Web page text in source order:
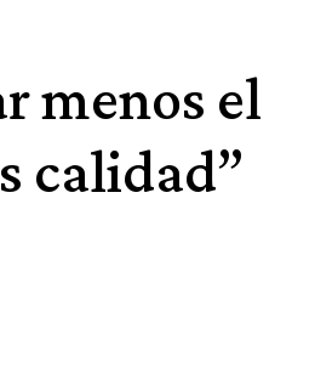
menos el
calidad”